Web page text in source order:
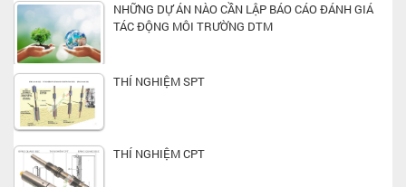
NHỮNG DỰ ÁN NÀO CẦN LẬP BÁO CÁO ĐÁNH GIÁ
TÁC ĐỘNG MÔI TRƯỜNG DTM
THÍ NGHIỆM SPT
THÍ NGHIỆM CPT